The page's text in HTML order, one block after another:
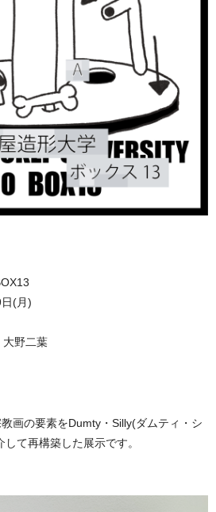
(月)
野二葉
画の要素をDumty・Silly(ダムティ・シ
て再構築した展示です。